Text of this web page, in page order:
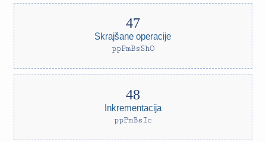
Skrajšane operacije
ppPmBsShO
Inkrementacija
ppPmBsIc